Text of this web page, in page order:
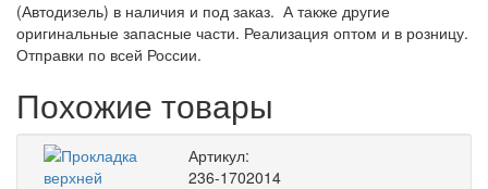
(Автодизель) в наличия и под заказ. А также другие
оригинальные запасные части. Реализация оптом и в розницу.
Отправки по всей России.
Похожие товары
Артикул:
236-1702014